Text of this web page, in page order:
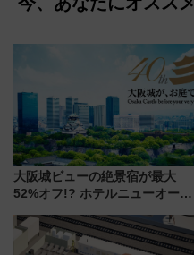
大阪城ビューの絶景宿が最大
52%オフ!? ホテルニューオータ
ール」で秋の関西旅を豪華にす
る方法（8月20日まで！）